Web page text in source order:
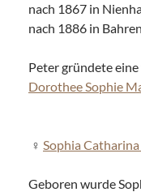
nach 1867 in
nach 1886 in
Peter gründete
Dorothee Sophie
Sophia
Geboren wurde